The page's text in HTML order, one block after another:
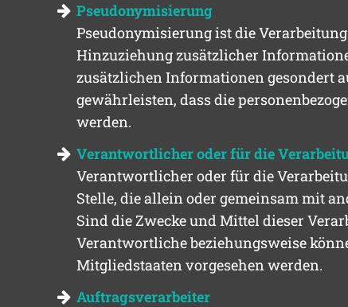
Pseudonymisierung
Pseudonymisierung ist die
Hinzuziehung zusätzlicher
zusätzlichen Informationen gesondert
gewährleisten, dass die
werden.
Verantwortlicher oder für die
Verantwortlicher oder für die
Stelle, die allein oder gemeinsam mit
Sind die Zwecke und Mittel dieser
Verantwortliche beziehungsweise
Mitgliedstaaten vorgesehen werden.
Auftragsverarbeiter